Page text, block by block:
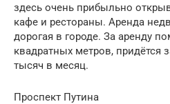
здесь очень прибыльно
кафе и рестораны. Аренда
дорогая в городе. За аренду
квадратных метров, придётся
тысяч в месяц.
Проспект Путина